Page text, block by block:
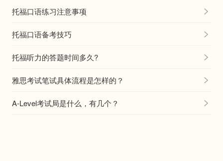
托福口语练习注意事项
托福口语备考技巧
托福听力的答题时间多久?
雅思考试笔试具体流程是怎样的？
A-Level考试局是什么，有几个？